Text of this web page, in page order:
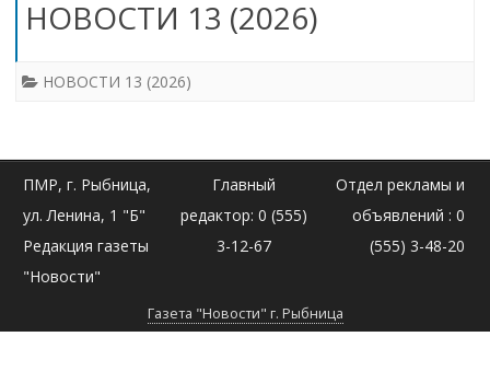
НОВОСТИ 13 (2026)
НОВОСТИ 13 (2026)
ПМР, г. Рыбница,
ул. Ленина, 1 "Б"
Редакция газеты
"Новости"
Главный
редактор: 0 (555)
3-12-67
Отдел рекламы и
объявлений : 0
(555) 3-48-20
Газета "Новости" г. Рыбница